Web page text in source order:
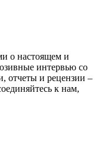
о настоящем и
интервью со
отчеты и рецензии –
к нам,